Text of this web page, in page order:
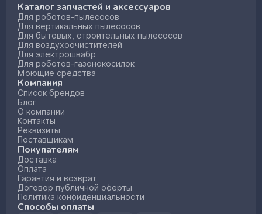
Каталог запчастей и аксессуаров
Для роботов-пылесосов
Для вертикальных пылесосов
Для бытовых, строительных пылесосов
Для воздухоочистителей
Для электрошвабр
Для роботов-газонокосилок
Моющие средства
Компания
Список брендов
Блог
О компании
Контакты
Реквизиты
Поставщикам
Покупателям
Доставка
Оплата
Гарантия и возврат
Договор публичной оферты
Политика конфиденциальности
Способы оплаты